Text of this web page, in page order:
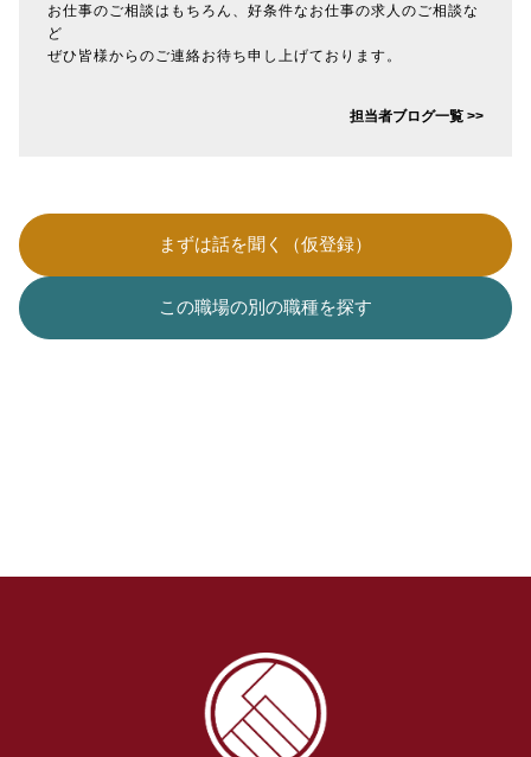
お仕事のご相談はもちろん、好条件なお仕事の求人のご相談な
ど
ぜひ皆様からのご連絡お待ち申し上げております。
担当者ブログ一覧 >>
まずは話を聞く（仮登録）
この職場の別の職種を探す